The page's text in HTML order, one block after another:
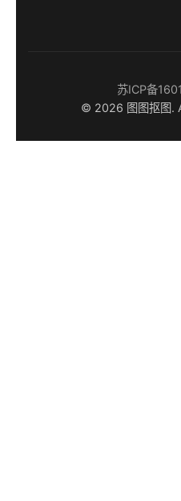
苏ICP备
© 2026 图图抠图.